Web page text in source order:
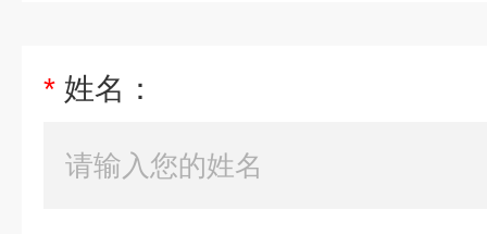
* 姓名：